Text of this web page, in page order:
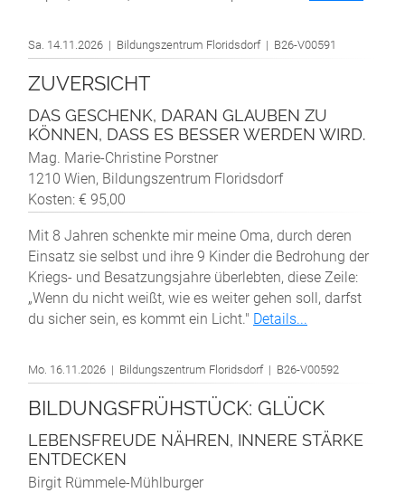
Sa. 14.11.2026 | Bildungszentrum Floridsdorf | B26-V00591
ZUVERSICHT
DAS GESCHENK, DARAN GLAUBEN ZU
KÖNNEN, DASS ES BESSER WERDEN WIRD.
Mag. Marie-Christine Porstner
1210 Wien, Bildungszentrum Floridsdorf
Kosten: € 95,00
Mit 8 Jahren schenkte mir meine Oma, durch deren
Einsatz sie selbst und ihre 9 Kinder die Bedrohung der
Kriegs- und Besatzungsjahre überlebten, diese Zeile:
„Wenn du nicht weißt, wie es weiter gehen soll, darfst
du sicher sein, es kommt ein Licht." Details...
Mo. 16.11.2026 | Bildungszentrum Floridsdorf | B26-V00592
BILDUNGSFRÜHSTÜCK: GLÜCK
LEBENSFREUDE NÄHREN, INNERE STÄRKE
ENTDECKEN
Birgit Rümmele-Mühlburger